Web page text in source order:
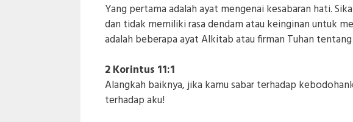
Yang pertama adalah ayat mengenai kesabaran hati.
dan tidak memiliki rasa dendam atau keinginan untuk
adalah beberapa ayat Alkitab atau firman Tuhan
2 Korintus 11:1
Alangkah baiknya, jika kamu sabar terhadap
terhadap aku!